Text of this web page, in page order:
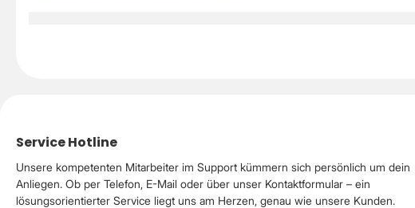
Service Hotline
Unsere kompetenten Mitarbeiter im Support kümmern sich persönlich um dein
Anliegen. Ob per Telefon, E-Mail oder über unser Kontaktformular – ein
lösungsorientierter Service liegt uns am Herzen, genau wie unsere Kunden.